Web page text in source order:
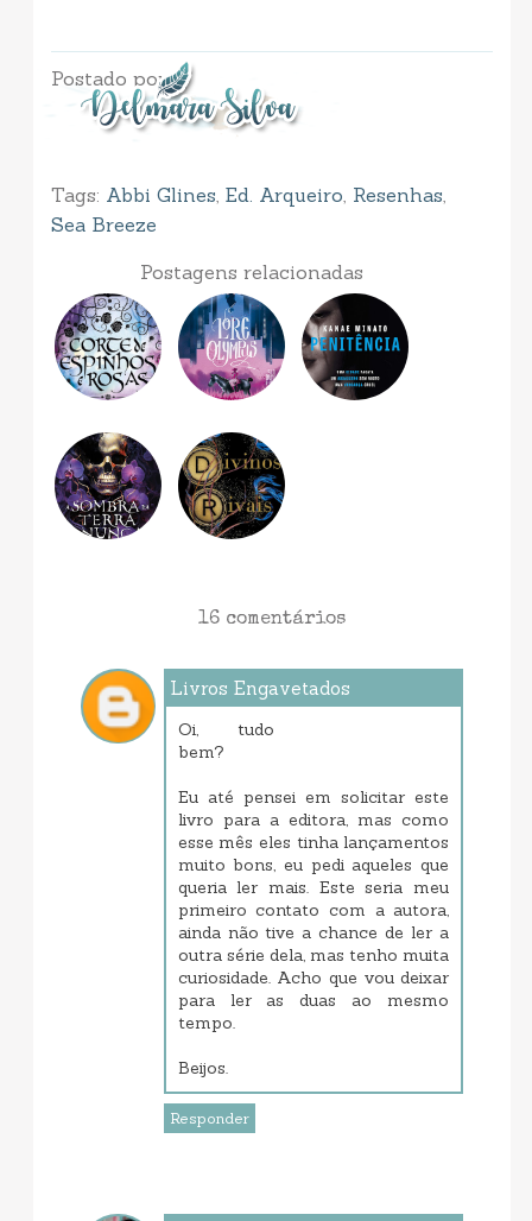
Postado por
Tags: Abbi Glines, Ed. Arqueiro, Resenhas,
Sea Breeze
Postagens relacionadas
16 comentários
Livros Engavetados
Oi, tudo
bem?
Eu até pensei em solicitar este
livro para a editora, mas como
esse mês eles tinha lançamentos
muito bons, eu pedi aqueles que
queria ler mais. Este seria meu
primeiro contato com a autora,
ainda não tive a chance de ler a
outra série dela, mas tenho muita
curiosidade. Acho que vou deixar
para ler as duas ao mesmo
tempo.
Beijos.
Responder